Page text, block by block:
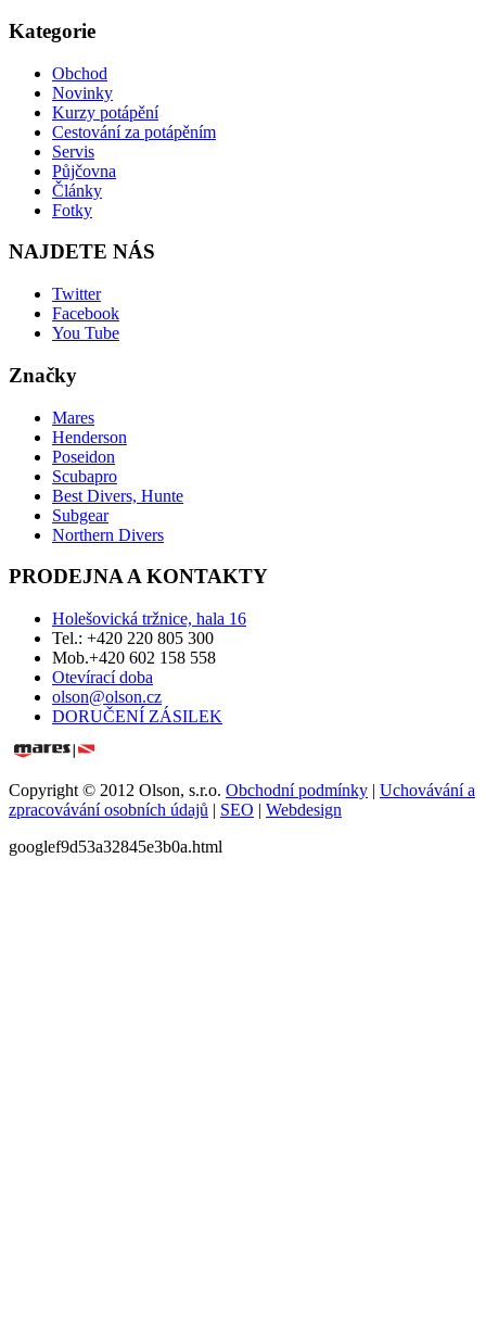
Kategorie
Obchod
Novinky
Kurzy potápění
Cestování za potápěním
Servis
Půjčovna
Články
Fotky
NAJDETE NÁS
Twitter
Facebook
You Tube
Značky
Mares
Henderson
Poseidon
Scubapro
Best Divers, Hunte
Subgear
Northern Divers
PRODEJNA A KONTAKTY
Holešovická tržnice, hala 16
Tel.: +420 220 805 300
Mob.+420 602 158 558
Otevírací doba
olson@olson.cz
DORUČENÍ ZÁSILEK
Copyright © 2012 Olson, s.r.o. Obchodní podmínky | Uchovávání a
zpracovávání osobních údajů | SEO | Webdesign
googlef9d53a32845e3b0a.html